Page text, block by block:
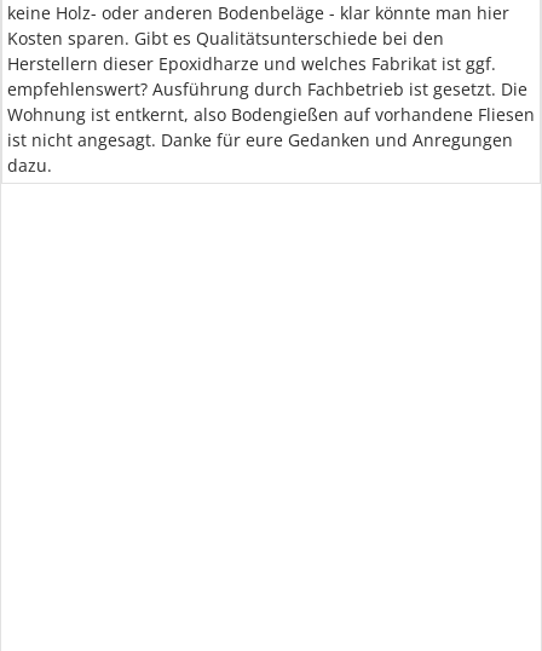
keine Holz- oder anderen Bodenbeläge - klar könnte man hier
Kosten sparen. Gibt es Qualitätsunterschiede bei den
Herstellern dieser Epoxidharze und welches Fabrikat ist ggf.
empfehlenswert? Ausführung durch Fachbetrieb ist gesetzt. Die
Wohnung ist entkernt, also Bodengießen auf vorhandene Fliesen
ist nicht angesagt. Danke für eure Gedanken und Anregungen
dazu.